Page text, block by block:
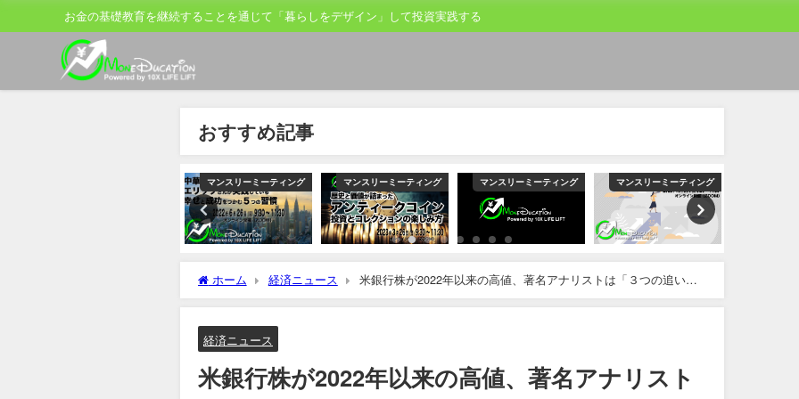
お金の基礎教育を継続することを通じて「暮らしをデザイン」して投資実践する
おすすめ記事
マンスリーミーティング マンスリーミーティング マンスリーミーティング マンスリーミーティング
ホーム 経済ニュース
米銀行株が2022年以来の高値、著名アナリストは「３つの追い
風」指摘
経済ニュース
米銀行株が2022年以来の高値、著名アナリスト